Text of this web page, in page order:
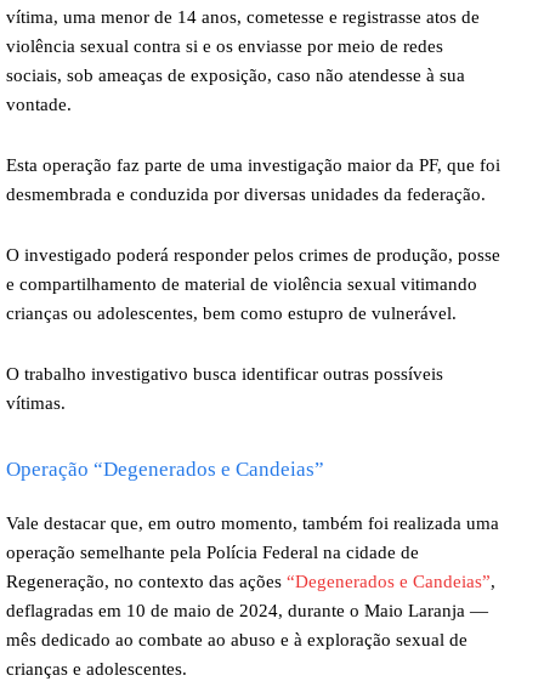
vítima, uma menor de 14 anos, cometesse e registrasse atos de
violência sexual contra si e os enviasse por meio de redes
sociais, sob ameaças de exposição, caso não atendesse à sua
vontade.
Esta operação faz parte de uma investigação maior da PF, que foi
desmembrada e conduzida por diversas unidades da federação.
O investigado poderá responder pelos crimes de produção, posse
e compartilhamento de material de violência sexual vitimando
crianças ou adolescentes, bem como estupro de vulnerável.
O trabalho investigativo busca identificar outras possíveis
vítimas.
Operação “Degenerados e Candeias”
Vale destacar que, em outro momento, também foi realizada uma
operação semelhante pela Polícia Federal na cidade de
Regeneração, no contexto das ações “Degenerados e Candeias”,
deflagradas em 10 de maio de 2024, durante o Maio Laranja —
mês dedicado ao combate ao abuso e à exploração sexual de
crianças e adolescentes.